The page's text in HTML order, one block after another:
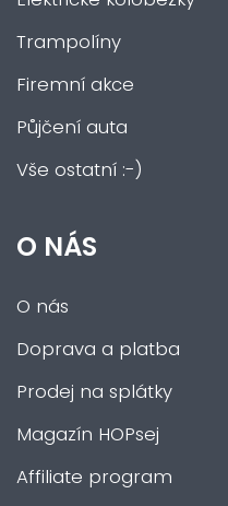
Trampolíny
Firemní akce
Půjčení auta
Vše ostatní :-)
O NÁS
O nás
Doprava a platba
Prodej na splátky
Magazín HOPsej
Affiliate program